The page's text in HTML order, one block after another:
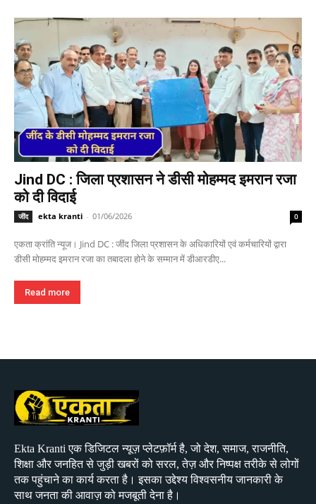
Jind DC : जिला प्रशासन ने डीसी मोहम्मद इमरान रजा
को दी विदाई
जींद ekta kranti - 01/06/2026 0
एकता क्रांति न्यूज। Jind DC : जींद जिला प्रशासन के अधिकारियों एवं कर्मचारियों द्वारा
डीसी मोहम्मद इमरान रजा का तबादला होने के सम्मान में डीआरडीए...
Read more
Ekta Kranti एक डिजिटल न्यूज़ प्लेटफ़ॉर्म है, जो देश, समाज, राजनीति,
शिक्षा और जनहित से जुड़ी खबरों को सरल, तेज़ और निष्पक्ष तरीके से लोगों
तक पहुंचाने का कार्य करता है। इसका उद्देश्य विश्वसनीय जानकारी के
साथ जनता की आवाज़ को मजबूती देना है।